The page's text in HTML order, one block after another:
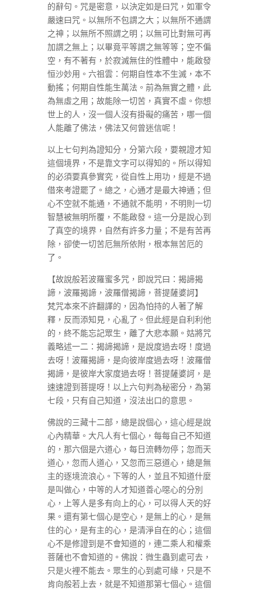
的辭句。咒是密意，以決定如是曰咒，如軍令
嚴速曰咒。以無所不包謂之大；以無所不通謂
之神；以無所不照謂之明；以無可比對無可再
加謂之無上；以畢竟平等謂之無等等；空不偏
空，有不著有，於寂滅無住的性體中，能啟發
恒沙妙用。六祖雲：何期自性本不生滅，本不
動搖；何期自性能生萬法。前為無實之體，此
為無虛之用；故能除一切苦，真實不虛。你想
世上的人，沒一個人沒有掛礙的痛苦，哪一個
人能離了佛法，佛法又何曾迷信呢！
以上七句判為證知分，分第六段，要親證才知
這個境界，不是靠文字可以得知的。所以得知
的必須要真參實究，從自性上用功，經是不過
借來考證罷了。總之，心通才是最大神通；但
心不空就不能通，不通就不能明，不明則一切
智慧被無明所覆，不能啟發。這一分是說心到
了真空的境界，自然有許多力量；不是有苦再
除，卻使一切苦厄無所依附，根本無苦厄的
了。
【故說般若波羅蜜多咒，即說咒曰：揭諦揭
諦，波羅揭諦，波羅僧揭諦，菩提薩婆訶】
梵咒本來不許翻譯的，因為怕持的人著了解
釋，反而添知見，心亂了。但此經是自利利他
的，終不能忘記眾生，離了大悲本願。姑將咒
義略述一二：揭諦揭諦，是說度過去呀！度過
去呀！波羅揭諦，是向彼岸度過去呀！波羅僧
揭諦，是彼岸大家度過去呀！菩提薩婆訶，是
速速證到菩提呀！以上六句判為秘密分，為第
七段，只有自己知道，沒法出口的意思。
佛說的三藏十二部，總是說個心，這心經是說
心內精華。大凡人有七個心，每每自己不知道
的，那六個是六道心，每日流轉勿停；忽而天
道心，忽而人道心，又忽而三惡道心，總是無
主的逐境流浪心。下等的人，並且不知道什麼
是叫做心，中等的人才知道善心噁心的分別
心，上等人是多有向上的心，可以得人天的好
果。還有第七個心是空心，是無上的心，是無
住的心，是有主的心，是清淨自在的心；這個
心不是修證到是不會知道的，連二乘人和權乘
菩薩也不會知道的。佛說：微生蟲到處可去，
只是火裡不能去。眾生的心到處可緣，只是不
肯向般若上去，就是不知道那第七個心。這個